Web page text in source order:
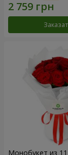
Монобукет из